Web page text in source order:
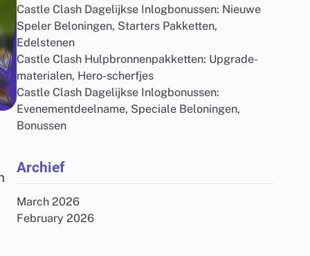
Castle Clash Dagelijkse Inlogbonussen: Nieuwe
Speler Beloningen, Starters Pakketten,
Edelstenen
Castle Clash Hulpbronnenpakketten: Upgrade-
materialen, Hero-scherfjes
Castle Clash Dagelijkse Inlogbonussen:
Evenementdeelname, Speciale Beloningen,
Bonussen
Archief
March 2026
February 2026